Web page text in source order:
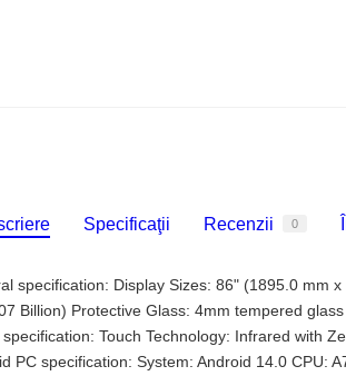
Specificaţii Recenzii 0
specification: Display Sizes: 86" (1895.0 mm
Billion) Protective Glass: 4mm tempered
specification: Touch Technology: Infrared with
PC specification: System: Android 14.0 CPU: